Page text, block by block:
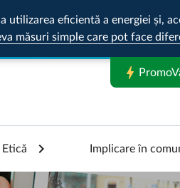
utilizarea eficientă a energiei și,
măsuri simple care pot face
Etică Implicare în
bolt